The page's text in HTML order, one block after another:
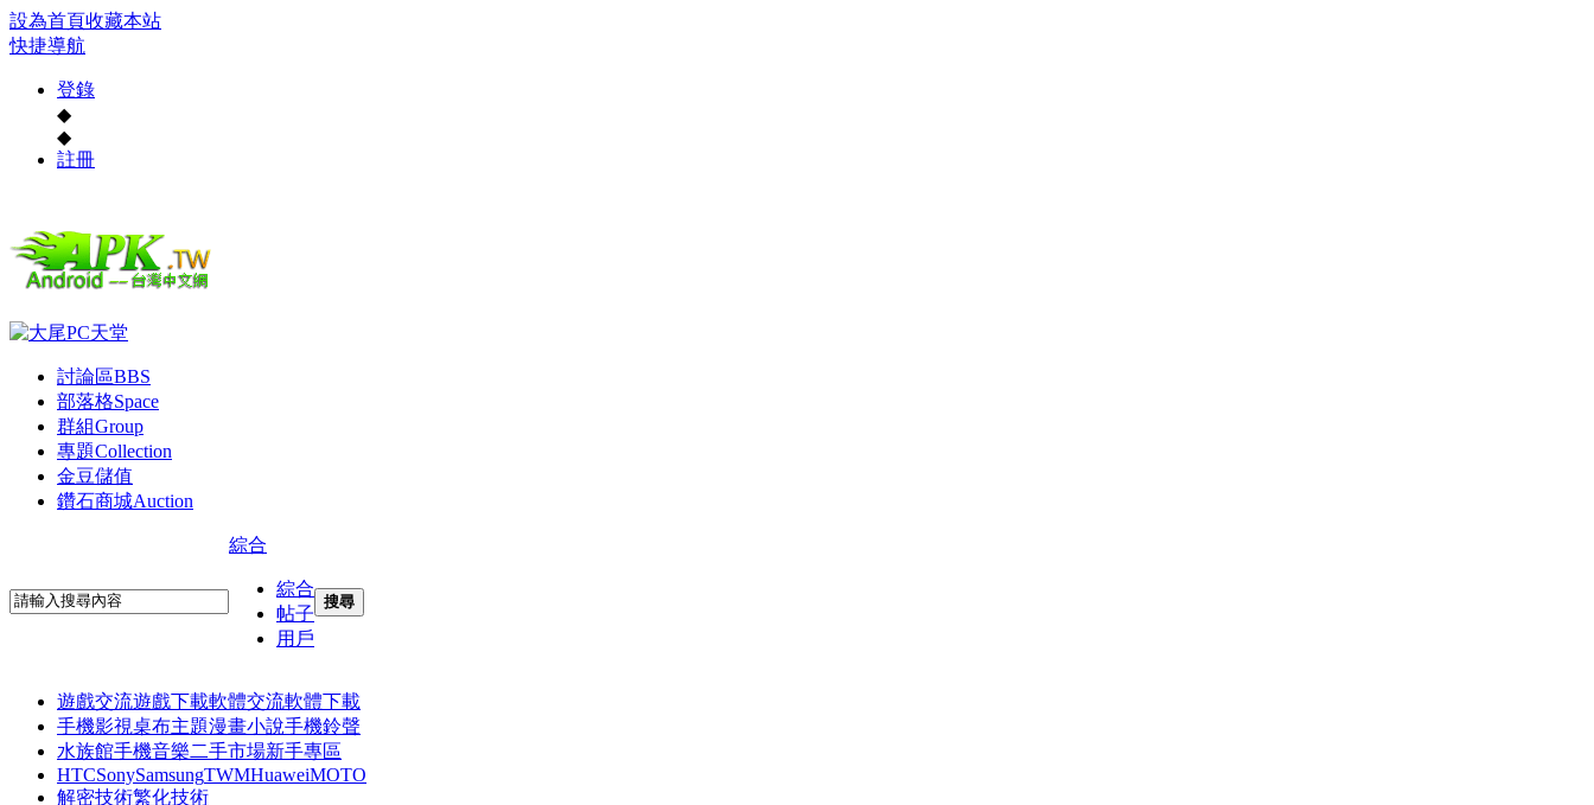
設為首頁收藏本站
快捷導航
登錄
◆
◆
註冊
討論區BBS
部落格Space
群組Group
專題Collection
金豆儲值
鑽石商城Auction
綜合
綜合
帖子
用戶
搜尋
遊戲交流遊戲下載軟體交流軟體下載
手機影視桌布主題漫畫小說手機鈴聲
水族館手機音樂二手市場新手專區
HTCSonySamsungTWMHuaweiMOTO
解密技術繁化技術